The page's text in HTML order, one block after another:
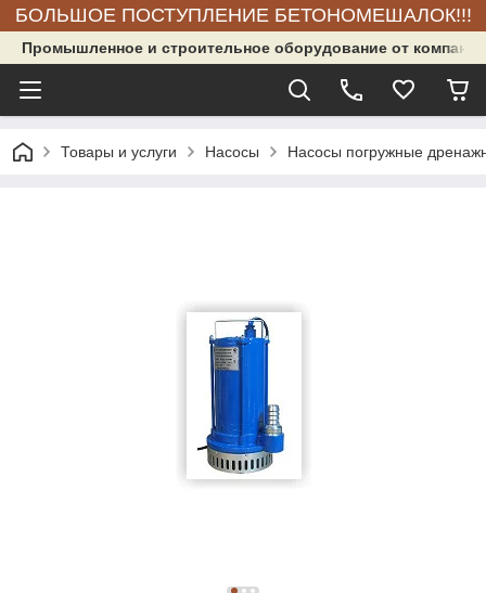
БОЛЬШОЕ ПОСТУПЛЕНИЕ БЕТОНОМЕШАЛОК!!!
Промышленное и строительное оборудование от
Товары и услуги Насосы Насосы погружные